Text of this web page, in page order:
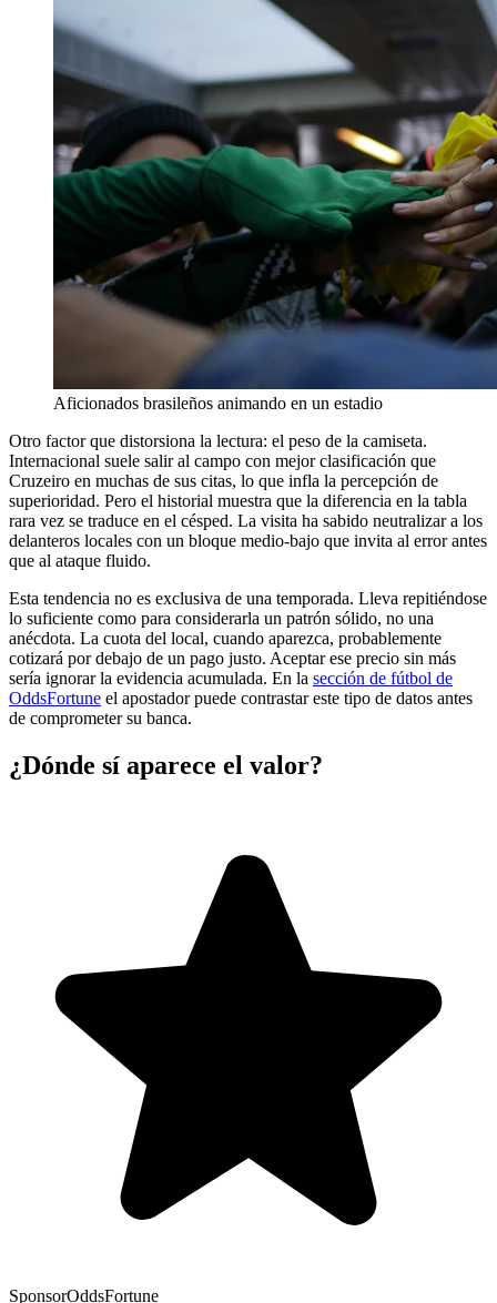
Aficionados brasileños animando en un estadio
Otro factor que distorsiona la lectura: el peso de la camiseta.
Internacional suele salir al campo con mejor clasificación que
Cruzeiro en muchas de sus citas, lo que infla la percepción de
superioridad. Pero el historial muestra que la diferencia en la tabla
rara vez se traduce en el césped. La visita ha sabido neutralizar a los
delanteros locales con un bloque medio-bajo que invita al error antes
que al ataque fluido.
Esta tendencia no es exclusiva de una temporada. Lleva repitiéndose
lo suficiente como para considerarla un patrón sólido, no una
anécdota. La cuota del local, cuando aparezca, probablemente
cotizará por debajo de un pago justo. Aceptar ese precio sin más
sería ignorar la evidencia acumulada. En la sección de fútbol de
OddsFortune el apostador puede contrastar este tipo de datos antes
de comprometer su banca.
¿Dónde sí aparece el valor?
SponsorOddsFortune